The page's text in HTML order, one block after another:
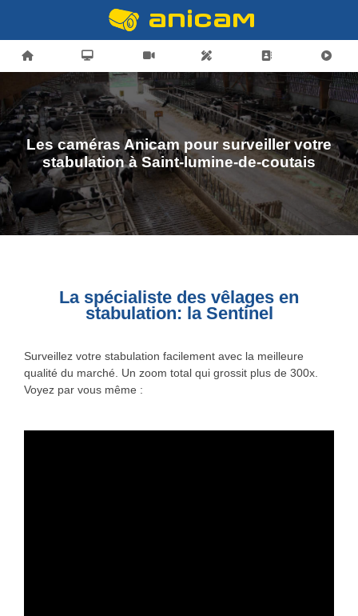
Les caméras Anicam pour surveiller votre
stabulation à Saint-lumine-de-coutais
La spécialiste des vêlages en
stabulation: la Sentinel
Surveillez votre stabulation facilement avec la meilleure
qualité du marché. Un zoom total qui grossit plus de 300x.
Voyez par vous même :